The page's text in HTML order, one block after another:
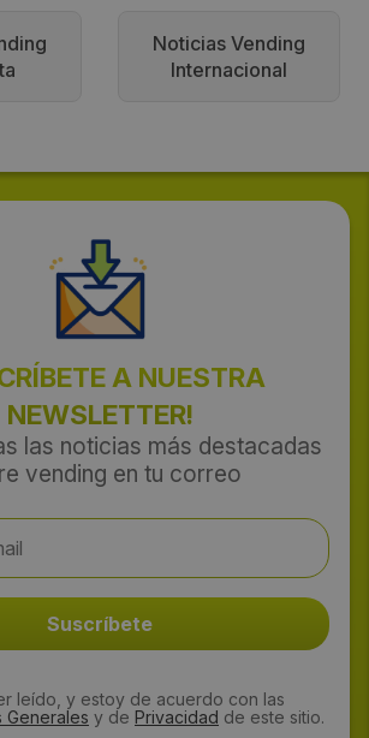
Noticias Vending
Internacional
A NUESTRA
NEWSLETTER!
las noticias más destacadas
vending en tu correo
leído, y estoy de acuerdo con las
Generales y de Privacidad de este sitio.